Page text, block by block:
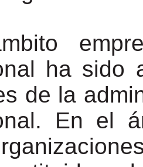
ha sido
de la
En el